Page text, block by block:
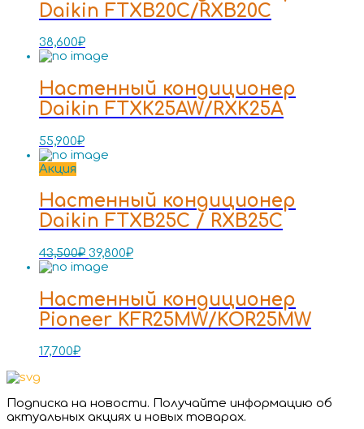
Daikin FTXB20C/RXB20C
38,600₽
Настенный кондиционер
Daikin FTXK25AW/RXK25A
55,900₽
Акция
Настенный кондиционер
Daikin FTXB25C / RXB25C
43,500₽ 39,800₽
Настенный кондиционер
Pioneer KFR25MW/KOR25MW
17,700₽
Подписка на новости. Получайте информацию об
актуальных акциях и новых товарах.